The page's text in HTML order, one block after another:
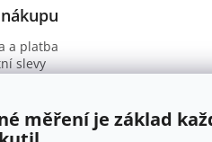
měření je základ
a platba
slevy
ochrany osobních údajů